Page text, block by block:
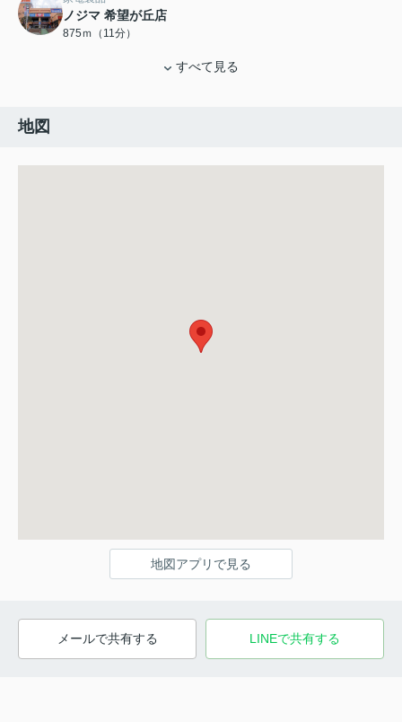
ノジマ 希望が丘店
875ｍ（11分）
すべて見る
地図
地図アプリで見る
メールで共有する LINEで共有する